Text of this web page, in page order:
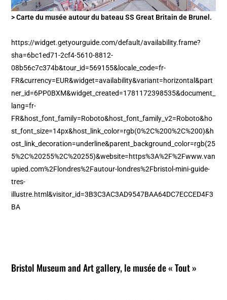
> Carte du musée autour du bateau SS Great Britain de Brunel.
https://widget.getyourguide.com/default/availability.frame?
sha=6bc1ed71-2cf4-5610-8812-
08b56c7c374b&tour_id=569155&locale_code=fr-
FR&currency=EUR&widget=availability&variant=horizontal&part
ner_id=6PP0BXM&widget_created=1781172398535&document_
lang=fr-
FR&host_font_family=Roboto&host_font_family_v2=Roboto&ho
st_font_size=14px&host_link_color=rgb(0%2C%200%2C%200)&h
ost_link_decoration=underline&parent_background_color=rgb(25
5%2C%20255%2C%20255)&website=https%3A%2F%2Fwww.van
upied.com%2Flondres%2Fautour-londres%2Fbristol-mini-guide-
tres-
illustre.html&visitor_id=3B3C3AC3AD9547BAA64DC7ECCED4F3
BA
Bristol Museum and Art gallery, le musée de « Tout »